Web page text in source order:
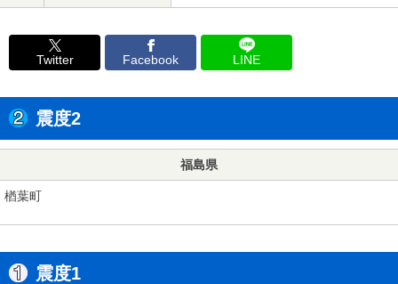
Twitter Facebook LINE
震度2
福島県
楢葉町
震度1